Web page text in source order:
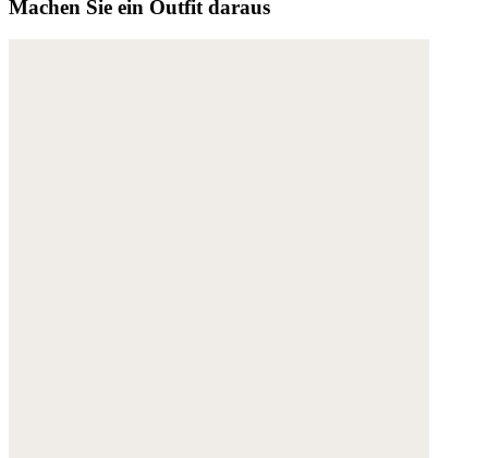
Machen Sie ein Outfit daraus